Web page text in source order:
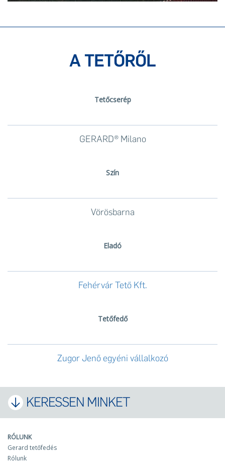
A TETŐRŐL
Tetőcserép
GERARD® Milano
Szín
Vörösbarna
Eladó
Fehérvár Tető Kft.
Tetőfedő
Zugor Jenő egyéni vállalkozó
KERESSEN MINKET
RÓLUNK
Gerard tetőfedés
Rólunk